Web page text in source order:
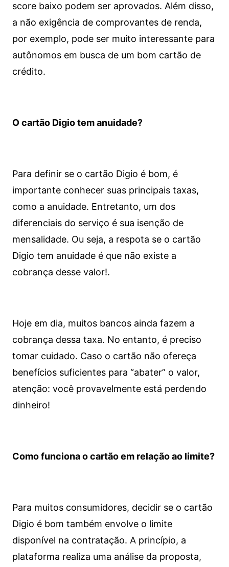
score baixo podem ser aprovados. Além disso,
a não exigência de comprovantes de renda,
por exemplo, pode ser muito interessante para
autônomos em busca de um bom cartão de
crédito.
O cartão Digio tem anuidade?
Para definir se o cartão Digio é bom, é
importante conhecer suas principais taxas,
como a anuidade. Entretanto, um dos
diferenciais do serviço é sua isenção de
mensalidade. Ou seja, a respota se o cartão
Digio tem anuidade é que não existe a
cobrança desse valor!.
Hoje em dia, muitos bancos ainda fazem a
cobrança dessa taxa. No entanto, é preciso
tomar cuidado. Caso o cartão não ofereça
benefícios suficientes para “abater” o valor,
atenção: você provavelmente está perdendo
dinheiro!
Como funciona o cartão em relação ao limite?
Para muitos consumidores, decidir se o cartão
Digio é bom também envolve o limite
disponível na contratação. A princípio, a
plataforma realiza uma análise da proposta,